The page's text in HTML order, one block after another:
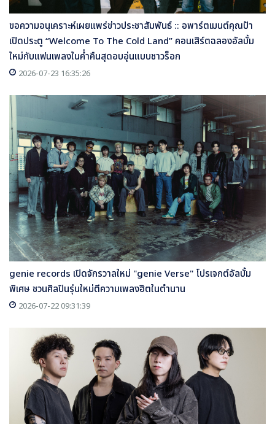
ขอความอนุเคราะห์เผยแพร่ข่าวประชาสัมพันธ์ :: อพาร์ตเมนต์คุณป้า
เปิดประตู “Welcome To The Cold Land” คอนเสิร์ตฉลองอัลบั้ม
ใหม่กับแฟนเพลงในค่ำคืนสุดอบอุ่นแบบชาวร็อก
2026-07-23 16:35:26
genie records เปิดจักรวาลใหม่ "genie Verse" โปรเจกต์อัลบั้ม
พิเศษ ชวนศิลปินรุ่นใหม่ตีความเพลงฮิตในตำนาน
2026-07-22 09:31:39